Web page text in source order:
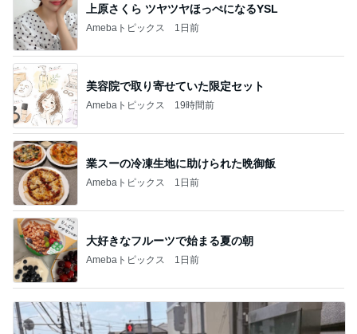
上原さくら ツヤツヤほっぺになるYSL
Amebaトピックス 1日前
美容院で取り寄せていた限定セット
Amebaトピックス 19時間前
業スーの冷凍生地に助けられた晩御飯
Amebaトピックス 1日前
大好きなフルーツで始まる夏の朝
Amebaトピックス 1日前